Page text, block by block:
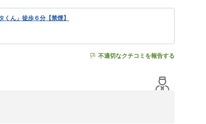
ん」徒歩６分【禁煙】
不適切なクチコミを報告する
として営業する鮮魚店で、前日の夜札取ができる